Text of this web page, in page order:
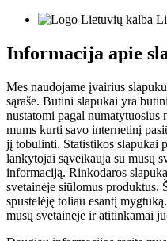
Informacija apie
Mes naudojame įvairius
sąraše. Būtini slapukai yra
nustatomi pagal numatytuosius
mums kurti savo internetinį
jį tobulinti. Statistikos slapukai
lankytojai sąveikauja su mūsų
informaciją. Rinkodaros
svetainėje siūlomus produktus.
spustelėję toliau esantį
mūsų svetainėje ir atitinkamai